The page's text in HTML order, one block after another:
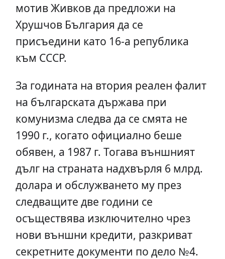
мотив Живков да предложи на
Хрушчов България да се
присъедини като 16-а република
към СССР.
За годината на втория реален фалит
на българската държава при
комунизма следва да се смята не
1990 г., когато официално беше
обявен, а 1987 г. Тогава външният
дълг на страната надхвърля 6 млрд.
долара и обслужването му през
следващите две години се
осъществява изключително чрез
нови външни кредити, разкриват
секретните документи по дело №4.